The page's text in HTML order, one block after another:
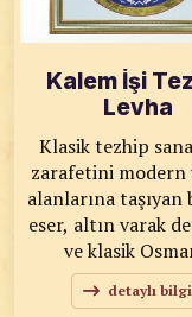
Kalem İşi
Levha
Klasik tezhip
zarafetini modern
alanlarına taşıyan
eser, altın varak
ve klasik
motifleriyle
bütünlük sunuyor.
detaylı bilgi